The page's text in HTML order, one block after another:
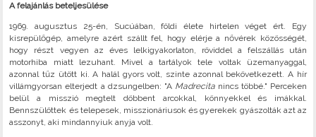
A felajánlás beteljesülése
1969. augusztus 25-én, Sucúában, földi élete hirtelen véget ért. Egy
kisrepülőgép, amelyre azért szállt fel, hogy elérje a nővérek közösségét,
hogy részt vegyen az éves lelkigyakorlaton, röviddel a felszállás után
motorhiba miatt lezuhant. Mivel a tartályok tele voltak üzemanyaggal,
azonnal tűz ütött ki. A halál gyors volt, szinte azonnal bekövetkezett. A hír
villámgyorsan elterjedt a dzsungelben: "A Madrecitanincs többé." Perceken
belül a misszió megtelt döbbent arcokkal, könnyekkel és imákkal.
Bennszülöttek és telepesek, misszionáriusok és gyerekek gyászolták azt az
asszonyt, aki mindannyiuk anyja volt.